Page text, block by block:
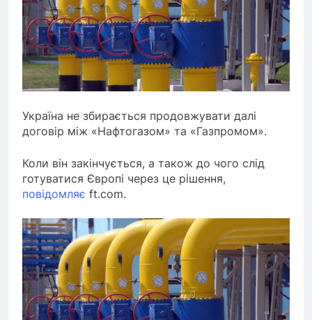
Україна не збирається продовжувати далі
договір між «Нафтогазом» та «Газпромом».
Коли він закінчується, а також до чого слід
готуватися Європі через це рішення,
повідомляє ft.com.